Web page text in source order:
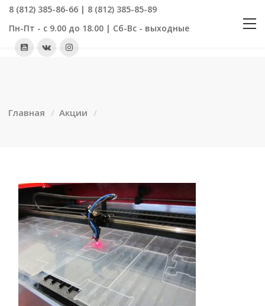
8 (812) 385-86-66 | 8 (812) 385-85-89
Пн-Пт - с 9.00 до 18.00 | Сб-Вс - выходные
Главная Акции